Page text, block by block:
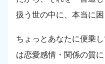
扱う世の中に、本当に
ちょっとあなたに便乗
は恋愛感情・関係の質